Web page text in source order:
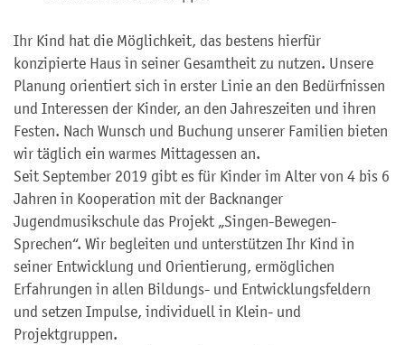
Ihr Kind hat die Möglichkeit, das bestens hierfür
konzipierte Haus in seiner Gesamtheit zu nutzen. Unsere
Planung orientiert sich in erster Linie an den Bedürfnissen
und Interessen der Kinder, an den Jahreszeiten und ihren
Festen. Nach Wunsch und Buchung unserer Familien bieten
wir täglich ein warmes Mittagessen an.
Seit September 2019 gibt es für Kinder im Alter von 4 bis 6
Jahren in Kooperation mit der Backnanger
Jugendmusikschule das Projekt „Singen-Bewegen-
Sprechen“. Wir begleiten und unterstützen Ihr Kind in
seiner Entwicklung und Orientierung, ermöglichen
Erfahrungen in allen Bildungs- und Entwicklungsfeldern
und setzen Impulse, individuell in Klein- und
Projektgruppen.